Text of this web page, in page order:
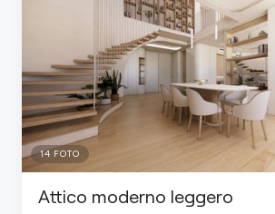
14 FOTO
Attico moderno leggero